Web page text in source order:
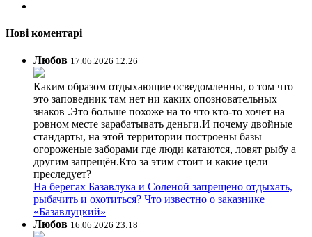
Нові коментарі
Любов 17.06.2026 12:26
Каким образом отдыхающие осведомленны, о том что
это заповедник там нет ни каких опозновательных
знаков .Это больше похоже на то что кто-то хочет на
ровном месте зарабатывать деньги.И почему двойные
стандарты, на этой территории построены базы
огороженые заборами где люди катаются, ловят рыбу а
другим запрещён.Кто за этим стоит и какие цели
преследует?
На берегах Базавлука и Соленой запрещено отдыхать,
рыбачить и охотиться? Что известно о заказнике
«Базавлуцкий»
Любов 16.06.2026 23:18